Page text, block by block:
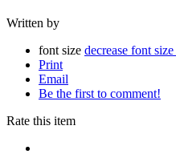
Written by
font size decrease font size
Print
Email
Be the first to comment!
Rate this item